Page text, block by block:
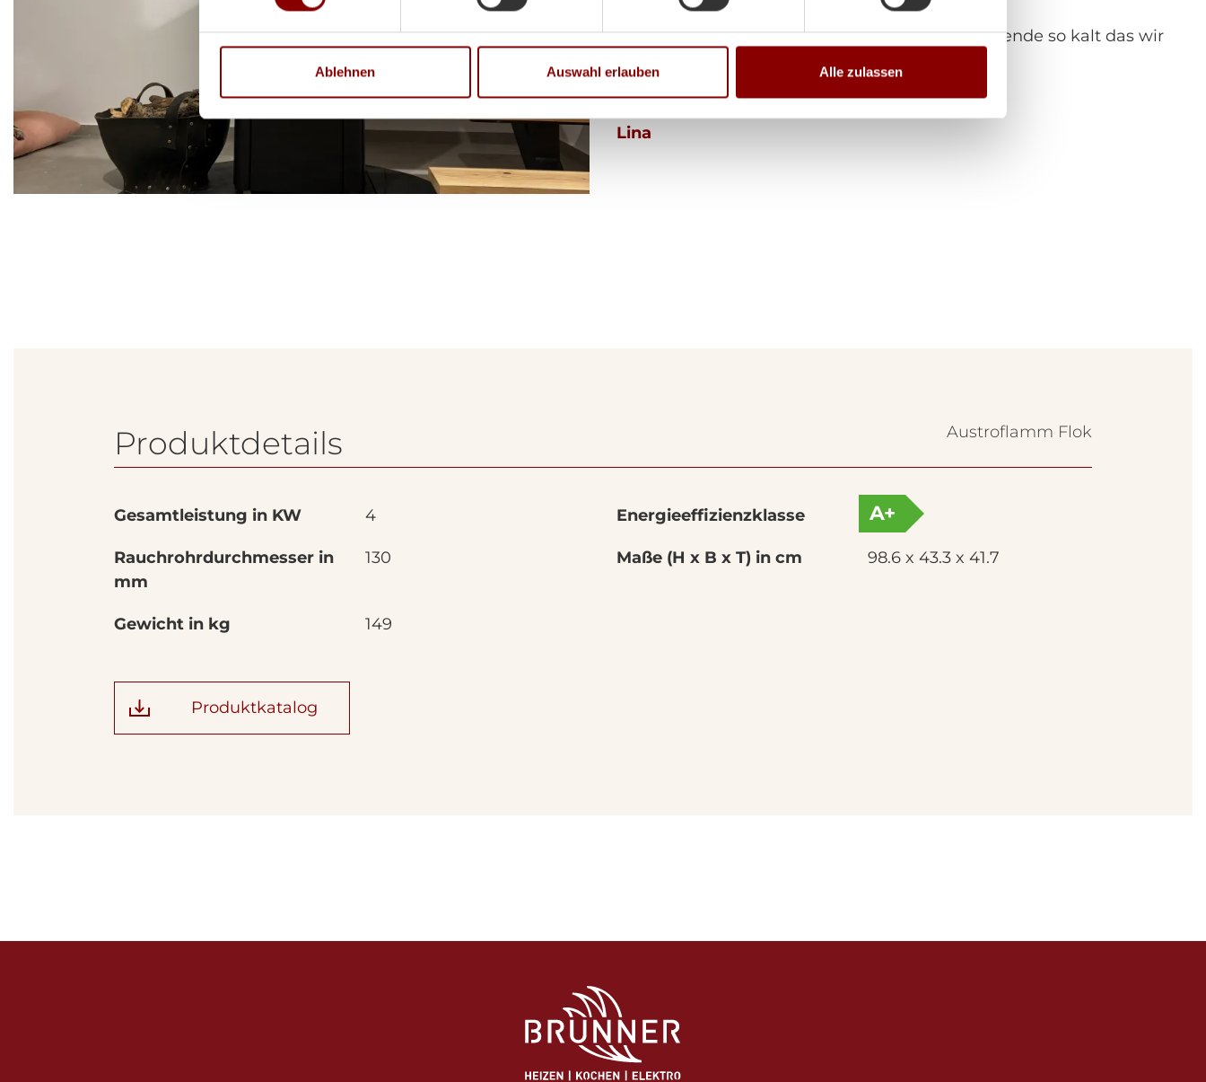
Ablehnen Auswahl erlauben Alle zulassen
ich hoffe es geht Ihnen gut!
Der Ofen steht und es wurde schon ein paar Abende so kalt das wir
Lina
Produktdetails Austroflamm Flok
Gesamtleistung in KW 4 Energieeffizienzklasse A+
Rauchrohrdurchmesser in
mm
130 Maße (H x B x T) in cm 98.6 x 43.3 x 41.7
Gewicht in kg 149
Produktkatalog